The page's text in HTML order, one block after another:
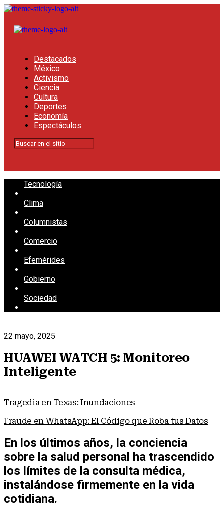
Destacados
México
Activismo
Ciencia
Cultura
Deportes
Economía
Espectáculos
Tecnología
Clima
Columnistas
Comercio
Efemérides
Gobierno
Sociedad
22 mayo, 2025
HUAWEI WATCH 5: Monitoreo
Inteligente
Tragedia en Texas: Inundaciones
Fraude en WhatsApp: El Código que Roba tus Datos
En los últimos años, la conciencia
sobre la salud personal ha trascendido
los límites de la consulta médica,
instalándose firmemente en la vida
cotidiana.